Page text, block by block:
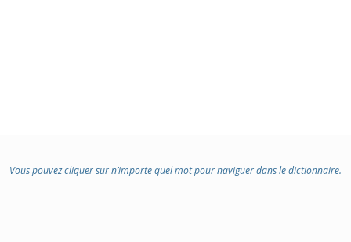
Vous pouvez cliquer sur n’importe quel mot pour naviguer dans le dictionnaire.